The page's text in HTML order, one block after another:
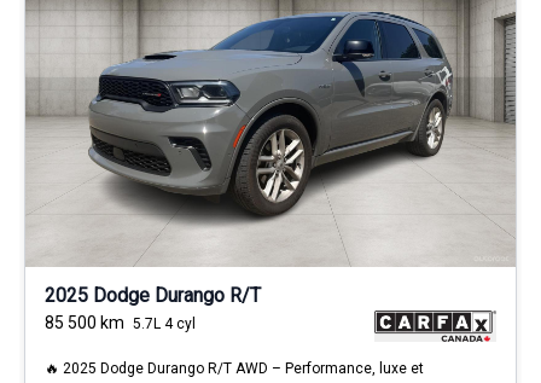
2025 Dodge Durango R/T
85 500 km 5.7L 4 cyl
🔥 2025 Dodge Durango R/T AWD – Performance, luxe et